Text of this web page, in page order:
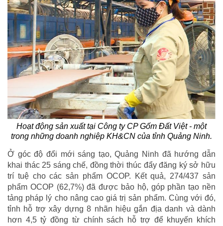
Hoạt động sản xuất tại Công ty CP Gốm Đất Việt - một
trong những doanh nghiệp KH&CN của tỉnh Quảng Ninh.
Ở góc độ đổi mới sáng tạo, Quảng Ninh đã hướng dẫn
khai thác 25 sáng chế, đồng thời thúc đẩy đăng ký sở hữu
trí tuệ cho các sản phẩm OCOP. Kết quả, 274/437 sản
phẩm OCOP (62,7%) đã được bảo hộ, góp phần tạo nền
tảng pháp lý cho nâng cao giá trị sản phẩm. Cùng với đó,
tỉnh hỗ trợ xây dựng 8 nhãn hiệu gắn địa danh và dành
hơn 4,5 tỷ đồng từ chính sách hỗ trợ để khuyến khích